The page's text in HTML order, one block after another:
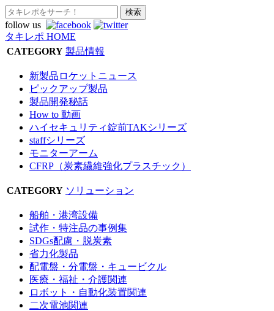
follow us
タキレポ HOME
CATEGORY 製品情報
新製品ロケットニュース
ピックアップ製品
製品開発秘話
How to 動画
ハイセキュリティ錠前TAKシリーズ
staffシリーズ
モニターアーム
CFRP（炭素繊維強化プラスチック）
CATEGORY ソリューション
船舶・港湾設備
試作・特注品の事例集
SDGs配慮・脱炭素
省力化製品
配電盤・分電盤・キュービクル
医療・福祉・介護関連
ロボット・自動化装置関連
二次電池関連